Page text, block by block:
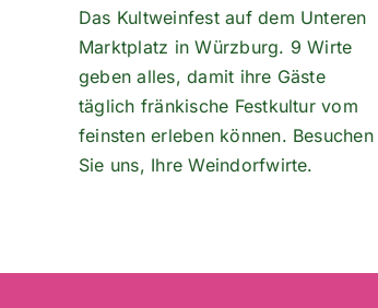
Das Kultweinfest auf dem Unteren
Marktplatz in Würzburg. 9 Wirte
geben alles, damit ihre Gäste
täglich fränkische Festkultur vom
feinsten erleben können. Besuchen
Sie uns, Ihre Weindorfwirte.